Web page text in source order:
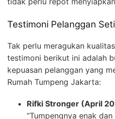
Testimoni Pelanggan
Tak perlu meragukan
testimoni berikut ini adalah
kepuasan pelanggan yang
Rumah Tumpeng Jakarta:
Rifki Stronger (April
“Tumpengnya enak